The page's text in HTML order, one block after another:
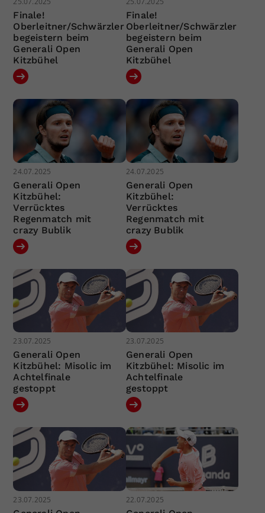
Finale!
Oberleitner/Schwärzler
begeistern beim
Generali Open
Kitzbühel
Finale!
Oberleitner/Schwärzler
begeistern beim
Generali Open
Kitzbühel
24.07.2025
Generali Open
Kitzbühel:
Verrücktes
Regenmatch mit
crazy Bublik
24.07.2025
Generali Open
Kitzbühel:
Verrücktes
Regenmatch mit
crazy Bublik
23.07.2025
Generali Open
Kitzbühel: Misolic im
Achtelfinale
gestoppt
23.07.2025
Generali Open
Kitzbühel: Misolic im
Achtelfinale
gestoppt
23.07.2025 22.07.2025